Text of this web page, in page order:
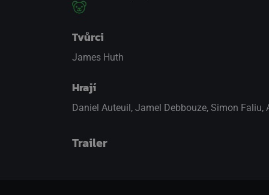
Tvůrci
James Huth
Hrají
Daniel Auteuil , Jamel Debbouze, Simon Faliu,
Trailer